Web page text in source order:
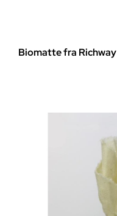
Biomatte fra Richway